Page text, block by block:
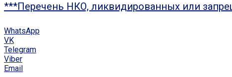
***Перечень НКО, ликвидированных или
WhatsApp
VK
Telegram
Viber
Email